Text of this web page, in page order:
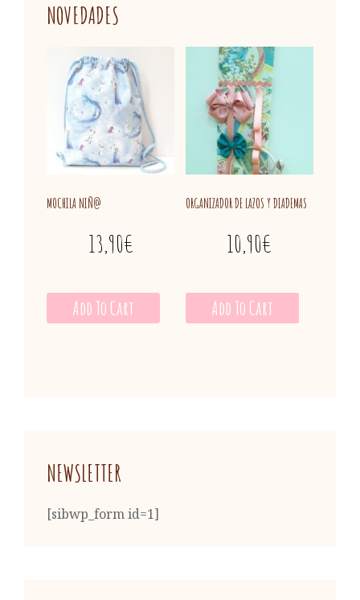
NOVEDADES
MOCHILA NIÑ@
13,90€
Add To Cart
ORGANIZADOR DE LAZOS Y DIADEMAS
10,90€
Add To Cart
NEWSLETTER
[sibwp_form id=1]